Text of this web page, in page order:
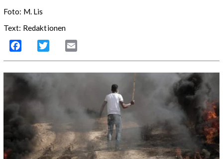
Foto: M. Lis
Text: Redaktionen
Facebook Twitter